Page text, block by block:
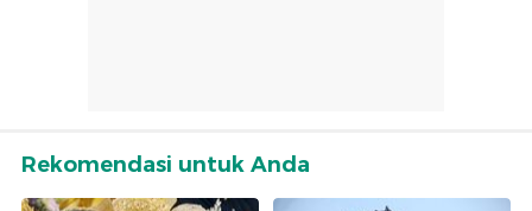
Rekomendasi untuk Anda